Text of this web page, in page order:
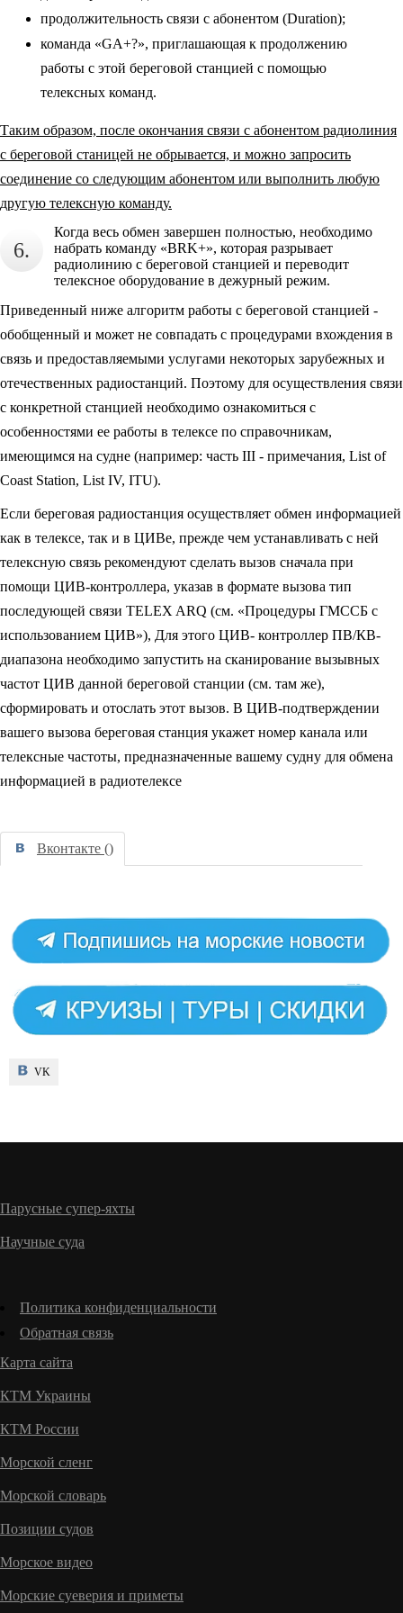
продолжительность связи с абонентом (Duration);
команда «GA+?», приглашающая к продолжению
работы с этой береговой станцией с помощью
телексных команд.
Таким образом, после окончания связи с абонентом радиолиния
с береговой станицей не обрывается, и можно запросить
соединение со следующим абонентом или выполнить любую
другую телексную команду.
6.
Когда весь обмен завершен полностью, необходимо
набрать команду «BRK+», которая разрывает
радиолинию с береговой станцией и переводит
телексное оборудование в дежурный режим.
Приведенный ниже алгоритм работы с береговой станцией -
обобщенный и может не совпадать с процедурами вхождения в
связь и предоставляемыми услугами некоторых зарубежных и
отечественных радиостанций. Поэтому для осуществления связи
с конкретной станцией необходимо ознакомиться с
особенностями ее работы в телексе по справочникам,
имеющимся на судне (например: часть III - примечания, List of
Coast Station, List IV, ITU).
Если береговая радиостанция осуществляет обмен информацией
как в телексе, так и в ЦИВе, прежде чем устанавливать с ней
телексную связь рекомендуют сделать вызов сначала при
помощи ЦИВ-контроллера, указав в формате вызова тип
последующей связи TELEX ARQ (см. «Процедуры ГМССБ с
использованием ЦИВ»), Для этого ЦИВ- контроллер ПВ/КВ-
диапазона необходимо запустить на сканирование вызывных
частот ЦИВ данной береговой станции (см. там же),
сформировать и отослать этот вызов. В ЦИВ-подтверждении
вашего вызова береговая станция укажет номер канала или
телексные частоты, предназначенные вашему судну для обмена
информацией в радиотелексе
Вконтакте ()
VK
VK
Парусные супер-яхты
Научные суда
Политика конфиденциальности
Обратная связь
Карта сайта
КТМ Украины
КТМ России
Морской сленг
Морской словарь
Позиции судов
Морское видео
Морские суеверия и приметы